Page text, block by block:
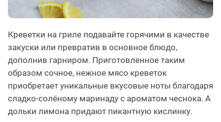
Креветки на гриле подавайте горячими в качестве
закуски или превратив в основное блюдо,
дополнив гарниром. Приготовленное таким
образом сочное, нежное мясо креветок
приобретает уникальные вкусовые ноты благодаря
сладко-солёному маринаду с ароматом чеснока. А
дольки лимона придают пикантную кислинку.